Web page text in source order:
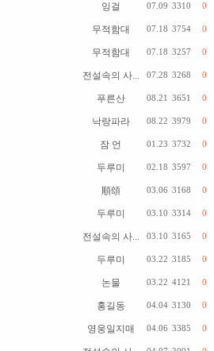
잉걸 07.09 3310 0
무적함대 07.18 3754 0
무적함대 07.18 3257 0
전설속의 사... 07.28 3268 0
푸른산 08.21 3651 0
낙랑파라 08.22 3979 0
잠 언 01.23 3732 0
두루미 02.18 3597 0
順頌 03.06 3168 0
두루미 03.10 3314 0
전설속의 사... 03.10 3165 0
두루미 03.22 3185 0
논물 03.22 4121 0
홍길동 04.04 3130 0
영웅일지매 04.06 3385 0